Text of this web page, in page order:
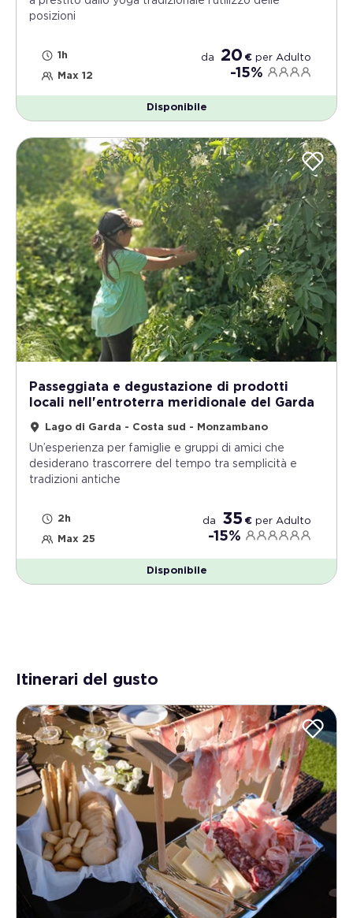
posizioni
1h
Max 12
da 20 € per Adulto
-15%
Disponibile
Passeggiata e degustazione di prodotti
locali nell'entroterra meridionale del Garda
Lago di Garda - Costa sud - Monzambano
Un’esperienza per famiglie e gruppi di amici che
desiderano trascorrere del tempo tra semplicità e
tradizioni antiche
2h
Max 25
da 35 € per Adulto
-15%
Disponibile
Itinerari del gusto